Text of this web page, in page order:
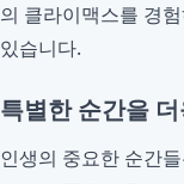
의 클라이맥스를 경
있습니다.
특별한 순간을
인생의 중요한 순간